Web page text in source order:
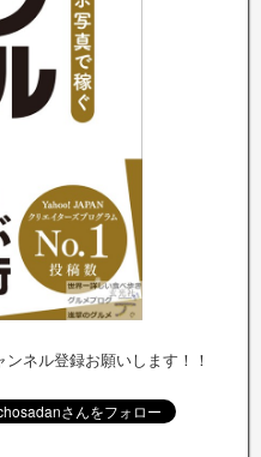
ネル登録お願いします！！